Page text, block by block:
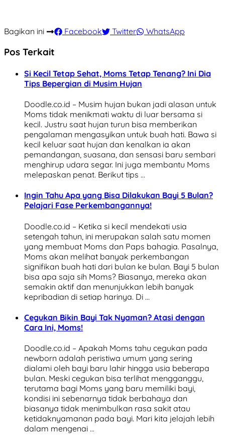
Bagikan ini Facebook Twitter WhatsApp
Pos Terkait
Si Kecil Tetap Sehat, Moms Tetap Tenang? Ini Dia
Tips Bepergian di Musim Hujan
Doodle.co.id – Musim hujan bukan jadi alasan untuk
Moms tidak menikmati waktu di luar bersama si
kecil. Justru saat hujan turun bisa memberikan
pengalaman mengasyikan untuk buah hati. Bawa si
kecil keluar saat hujan dan kenalkan ia akan
pemandangan, suasana, dan sensasi baru sembari
menghirup udara segar. Ini juga membantu Moms
melepaskan penat. Berikut tips …
Ingin Tahu Apa yang Bisa Dilakukan Bayi 5 Bulan?
Pelajari Fase Perkembangannya!
Doodle.co.id – Ketika si kecil mendekati usia
setengah tahun, ini merupakan salah satu momen
yang membuat Moms dan Paps bahagia. Pasalnya,
Moms akan melihat banyak perkembangan
signifikan buah hati dari bulan ke bulan. Bayi 5 bulan
bisa apa saja sih Moms? Biasanya, mereka akan
semakin aktif dan menunjukkan lebih banyak
kepribadian di setiap harinya. Di …
Cegukan Bikin Bayi Tak Nyaman? Atasi dengan
Cara Ini, Moms!
Doodle.co.id – Apakah Moms tahu cegukan pada
newborn adalah peristiwa umum yang sering
dialami oleh bayi baru lahir hingga usia beberapa
bulan. Meski cegukan bisa terlihat mengganggu,
terutama bagi Moms yang baru memiliki bayi,
kondisi ini sebenarnya tidak berbahaya dan
biasanya tidak menimbulkan rasa sakit atau
ketidaknyamanan pada bayi. Mari kita jelajah lebih
dalam mengenai …